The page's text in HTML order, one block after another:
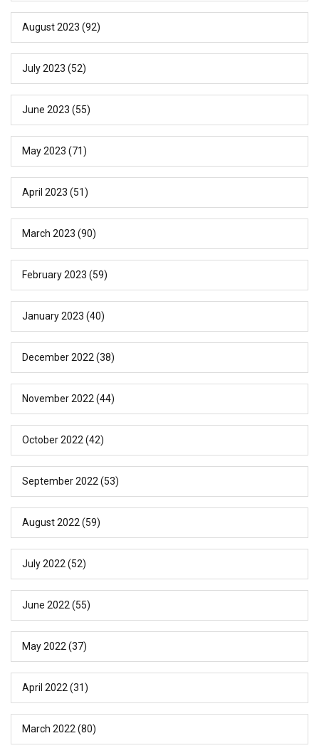
August 2023 (92)
July 2023 (52)
June 2023 (55)
May 2023 (71)
April 2023 (51)
March 2023 (90)
February 2023 (59)
January 2023 (40)
December 2022 (38)
November 2022 (44)
October 2022 (42)
September 2022 (53)
August 2022 (59)
July 2022 (52)
June 2022 (55)
May 2022 (37)
April 2022 (31)
March 2022 (80)